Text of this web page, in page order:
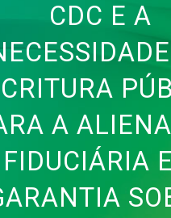
CDC E A
A
FIDUCIÁRIA